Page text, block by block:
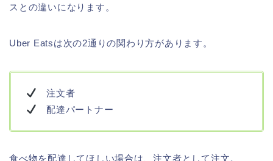
スとの違いになります。
Uber Eatsは次の2通りの関わり方があります。
注文者
配達パートナー
食べ物を配達してほしい場合は、注文者として注文。